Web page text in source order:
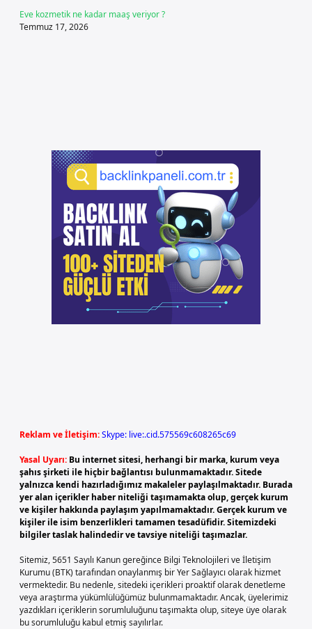
Eve kozmetik ne kadar maaş veriyor ?
Temmuz 17, 2026
Reklam ve İletişim:Skype: live:.cid.575569c608265c69
Yasal Uyarı: Bu internet sitesi, herhangi bir marka, kurum veya
şahıs şirketi ile hiçbir bağlantısı bulunmamaktadır. Sitede
yalnızca kendi hazırladığımız makaleler paylaşılmaktadır. Burada
yer alan içerikler haber niteliği taşımamakta olup, gerçek kurum
ve kişiler hakkında paylaşım yapılmamaktadır. Gerçek kurum ve
kişiler ile isim benzerlikleri tamamen tesadüfidir. Sitemizdeki
bilgiler taslak halindedir ve tavsiye niteliği taşımazlar.
Sitemiz, 5651 Sayılı Kanun gereğince Bilgi Teknolojileri ve İletişim
Kurumu (BTK) tarafından onaylanmış bir Yer Sağlayıcı olarak hizmet
vermektedir. Bu nedenle, sitedeki içerikleri proaktif olarak denetleme
veya araştırma yükümlülüğümüz bulunmamaktadır. Ancak, üyelerimiz
yazdıkları içeriklerin sorumluluğunu taşımakta olup, siteye üye olarak
bu sorumluluğu kabul etmiş sayılırlar.